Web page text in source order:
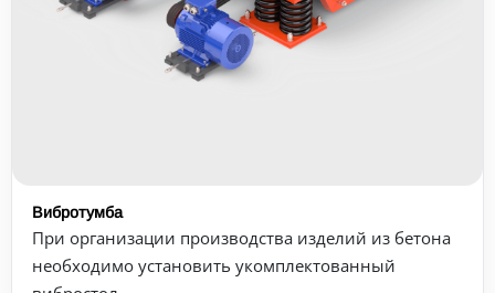
Вибротумба
При организации производства изделий из бетона
необходимо установить укомплектованный